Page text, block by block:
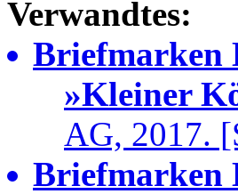
Verwandtes:
Briefmarken
»Kleiner
AG, 2017.
Briefmarken